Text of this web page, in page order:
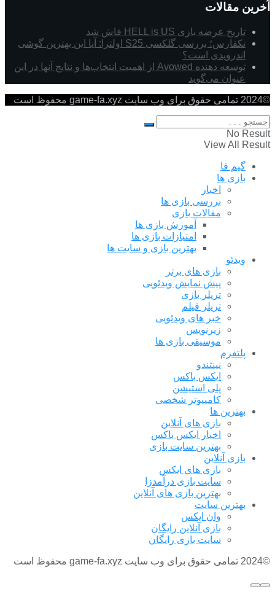
آخرین مقالات
تاریخ عرضه بازی HELL is US فاش شد
تکفارس؛ بررسی گلکسی S25 اولترا: آیا این بهترین گوشی
اندرویدی است؟
توسعه دهنده Avowed از اهمیت انتخاب‌ها و نتایج آنها در این
عنوان می‌گوید
©2024 تمامی حقوق برای وب سایت game-fa.xyz محفوظ است
No Result
View All Result
گیم فا
بازی ها
اخبار
بررسی بازی ها
مقالات بازی
آموزش بازی ها
امتیازات بازی ها
بهترین بازی و سایت ها
ویدئو
بازی های برتر
پیش نمایش ویدئویی
تریلر بازی
تریلر فیلم
خبر های ویدئویی
زیرنویس
موسیقی بازی ها
پلتفرم
نینتندو
ایکس باکس
پلی استیشن
کامپیوتر شخصی
بهترین ها
بازی های آنلاین
اخبار ایکس باکس
بهترین سایت بازی
بازی آنلاین
بازی های ایکس
سایت بازی درآمدزا
بهترین بازی های آنلاین
بهترین سایت
وان ایکس
بازی آنلاین رایگان
سایت بازی رایگان
©2024 تمامی حقوق برای وب سایت game-fa.xyz محفوظ است